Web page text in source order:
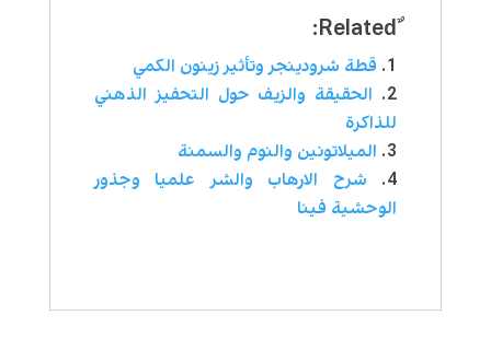
ٌRelated:
قطة شرودينجر وتأثير زينون الكمي
الحقيقة والزيف حول التحفيز الذهني
للذاكرة
الميلاتونين والنوم والسمنة
شرح الارهاب والشر علميا وجذور
الوحشية فينا